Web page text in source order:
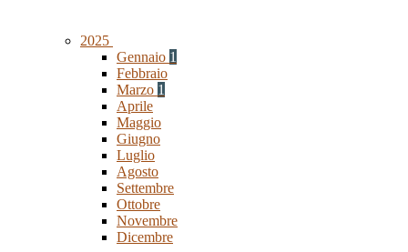
2025
Gennaio 1
Febbraio
Marzo 1
Aprile
Maggio
Giugno
Luglio
Agosto
Settembre
Ottobre
Novembre
Dicembre